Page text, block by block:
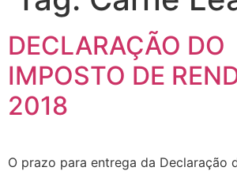
DECLARAÇÃO DO
IMPOSTO DE
2018
O prazo para entrega da Declaração